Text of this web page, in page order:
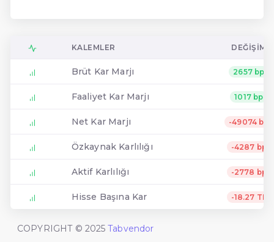
KALEMLER DEĞIŞIM
Brüt Kar Marjı 2657 bp
Faaliyet Kar Marjı 1017 bp
Net Kar Marjı -49074 bp
Özkaynak Karlılığı -4287 bp
Aktif Karlılığı -2778 bp
Hisse Başına Kar -18.27 TL
COPYRIGHT © 2025 Tabvendor